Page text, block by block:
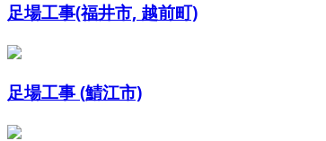
足場工事(福井市, 越前町)
足場工事 (鯖江市)